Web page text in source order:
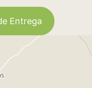
Entrega